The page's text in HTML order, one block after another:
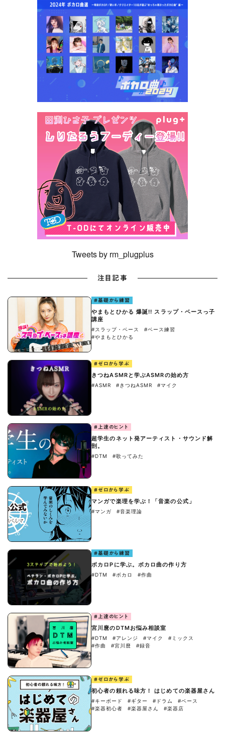
Tweets by rm_plugplus
注目記事
#基礎から練習
やまもとひかる 爆誕!! スラップ・ベースっ子
講座
#スラップ・ベース
#ベース練習
#やまもとひかる
#ゼロから学ぶ
きつねASMRと学ぶASMRの始め方
#ASMR #きつねASMR #マイク
#上達のヒント
超学生のネット発アーティスト・サウンド解
剖。
#DTM #歌ってみた
#ゼロから学ぶ
マンガで楽理を学ぶ！「音楽の公式」
#マンガ #音楽理論
#基礎から練習
ボカロPに学ぶ。ボカロ曲の作り方
#DTM #ボカロ #作曲
#上達のヒント
宮川麿のDTMお悩み相談室
#DTM #アレンジ #マイク
#ミックス
#作曲
#宮川麿 #録音
#ゼロから学ぶ
初心者の頼れる味方！ はじめての楽器屋さん
#キーボード #ギター #ドラム
#ベース
#楽器初心者
#楽器屋さん #楽器店